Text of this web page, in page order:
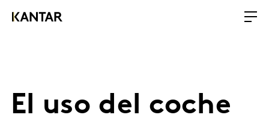
El uso del coche